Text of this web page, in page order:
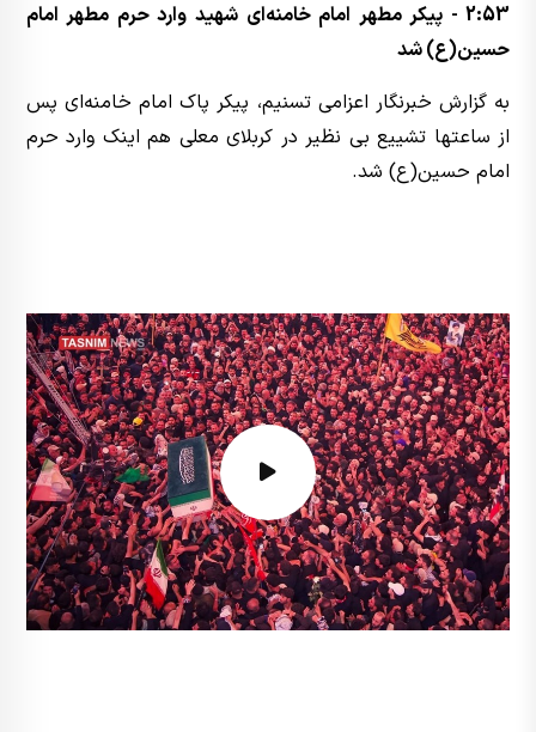
2:53 - پیکر مطهر امام خامنه‌ای شهید وارد حرم مطهر امام
حسین(ع) شد
به گزارش خبرنگار اعزامی تسنیم، پیکر پاک امام خامنه‌ای پس
از ساعتها تشییع بی نظیر در کربلای معلی هم اینک وارد حرم
امام حسین(ع) شد.